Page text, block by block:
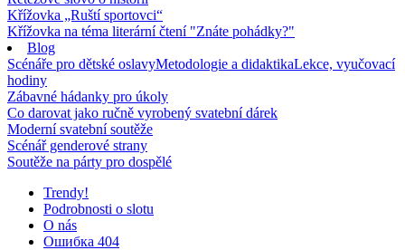
Křížovka „Ruští sportovci“
Křížovka na téma literární čtení "Znáte pohádky?"
Blog
Scénáře pro dětské oslavyMetodologie a didaktikaLekce, vyučovací
hodiny
Zábavné hádanky pro úkoly
Co darovat jako ručně vyrobený svatební dárek
Moderní svatební soutěže
Scénář genderové strany
Soutěže na párty pro dospělé
Trendy!
Podrobnosti o slotu
O nás
Ошибка 404